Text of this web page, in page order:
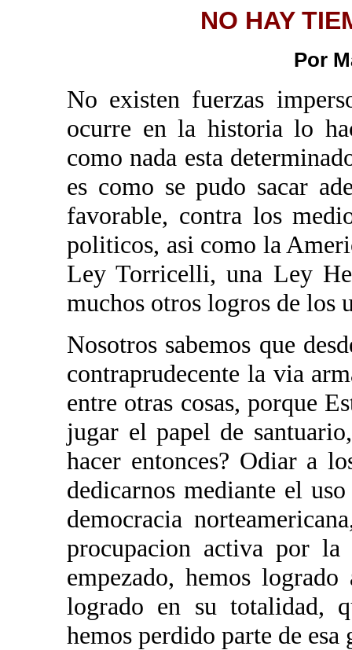
NO HAY
Por
No existen fuerzas
ocurre en la historia lo
como nada esta
es como se pudo sacar
favorable, contra los
politicos, asi como la
Ley Torricelli, una Ley
muchos otros logros de los
Nosotros sabemos que
contraprudecente la via
entre otras cosas, porque
jugar el papel de
hacer entonces? Odiar a
dedicarnos mediante el
democracia
procupacion activa por
empezado, hemos
logrado en su totalidad,
hemos perdido parte de